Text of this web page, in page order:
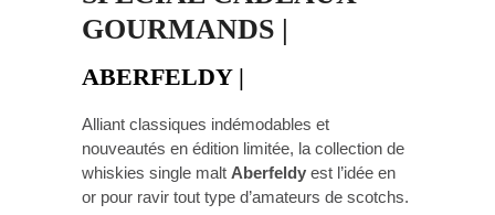
GOURMANDS |
ABERFELDY|
Alliant classiques indémodables et
nouveautés en édition limitée, la collection de
whiskies single malt Aberfeldy est l’idée en
or pour ravir tout type d’amateurs de scotchs.